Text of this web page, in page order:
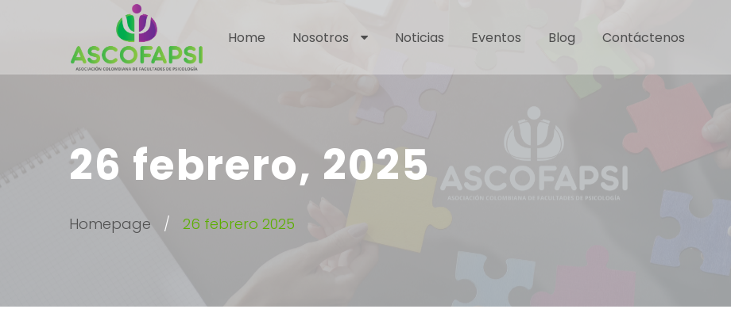
Home Nosotros Noticias Eventos Blog Contáctenos
26 febrero, 2025
Homepage 26 febrero 2025